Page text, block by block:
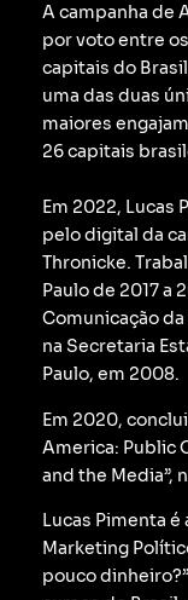
A campanha de
por voto entre
capitais do
uma das duas
maiores
26 capitais
Em 2022, Lucas
pelo digital da
Thronicke.
Paulo de 2017 a
Comunicação da
na Secretaria
Paulo, em 2008.
Em 2020,
America: Public
and the Media”,
Lucas Pimenta
Marketing
pouco